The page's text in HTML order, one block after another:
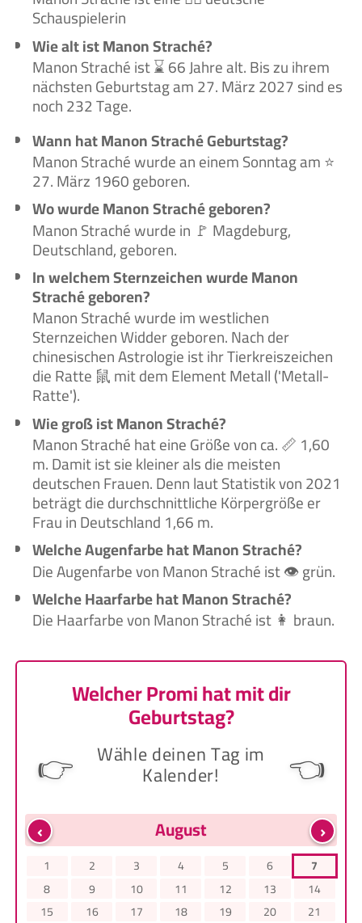
Schauspielerin
Wie alt ist Manon Straché?
Manon Straché ist ⌛ 66 Jahre alt. Bis zu ihrem
nächsten Geburtstag am 27. März 2027 sind es
noch 232 Tage.
Wann hat Manon Straché Geburtstag?
Manon Straché wurde an einem Sonntag am ⭐
27. März 1960 geboren.
Wo wurde Manon Straché geboren?
Manon Straché wurde in 🚩 Magdeburg,
Deutschland, geboren.
In welchem Sternzeichen wurde Manon
Straché geboren?
Manon Straché wurde im westlichen
Sternzeichen Widder geboren. Nach der
chinesischen Astrologie ist ihr Tierkreiszeichen
die Ratte 鼠 mit dem Element Metall ('Metall-
Ratte').
Wie groß ist Manon Straché?
Manon Straché hat eine Größe von ca. 📏 1,60
m. Damit ist sie kleiner als die meisten
deutschen Frauen. Denn laut Statistik von 2021
beträgt die durchschnittliche Körpergröße er
Frau in Deutschland 1,66 m.
Welche Augenfarbe hat Manon Straché?
Die Augenfarbe von Manon Straché ist 👁️ grün.
Welche Haarfarbe hat Manon Straché?
Die Haarfarbe von Manon Straché ist 👩 braun.
Welcher Promi hat mit dir
Geburtstag?
👉 Wähle deinen Tag im
Kalender! 👈
‹ ›
August
1 2 3 4 5 6
7
8
9 10 11 12 13
14
15
16 17 18 19 20
21